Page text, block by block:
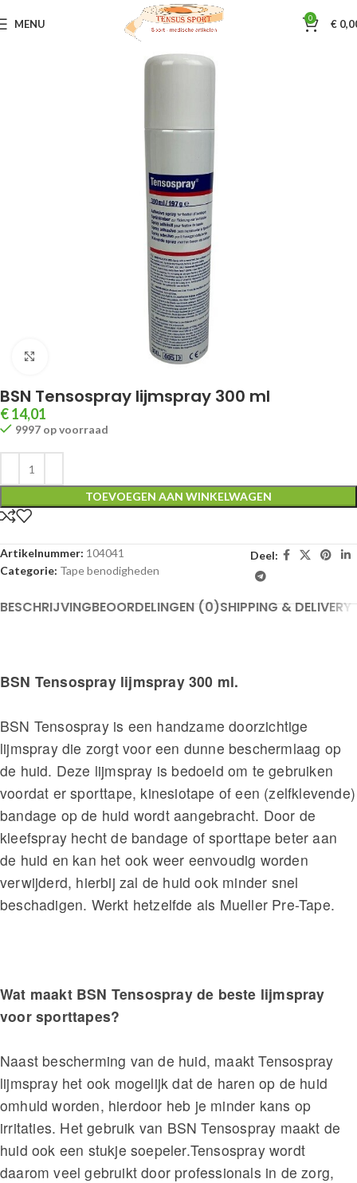
MENU 0 €
Home Sporttape & Bandages Tape benodigheden
BSN Tensospray lijmspray 300 ml
€14,01
9997 op voorraad
TOEVOEGEN AAN WINKELWAGEN
Artikelnummer: 104041
Categorie: Tape benodigheden
Deel:
BESCHRIJVINGBEOORDELINGEN (0)SHIPPING & DELIVERY
BSN Tensospray lijmspray 300 ml.
BSN Tensospray is een handzame doorzichtige
lijmspray die zorgt voor een dunne beschermlaag op
de huid. Deze lijmspray is bedoeld om te gebruiken
voordat er sporttape, kinesiotape of een (zelfklevende)
bandage op de huid wordt aangebracht. Door de
kleefspray hecht de bandage of sporttape beter aan
de huid en kan het ook weer eenvoudig worden
verwijderd, hierbij zal de huid ook minder snel
beschadigen. Werkt hetzelfde als Mueller Pre-Tape.
Wat maakt BSN Tensospray de beste lijmspray
voor sporttapes?
Naast bescherming van de huid, maakt Tensospray
lijmspray het ook mogelijk dat de haren op de huid
omhuld worden, hierdoor heb je minder kans op
irritaties. Het gebruik van BSN Tensospray maakt de
huid ook een stukje soepeler.Tensospray wordt
daarom veel gebruikt door professionals in de zorg,